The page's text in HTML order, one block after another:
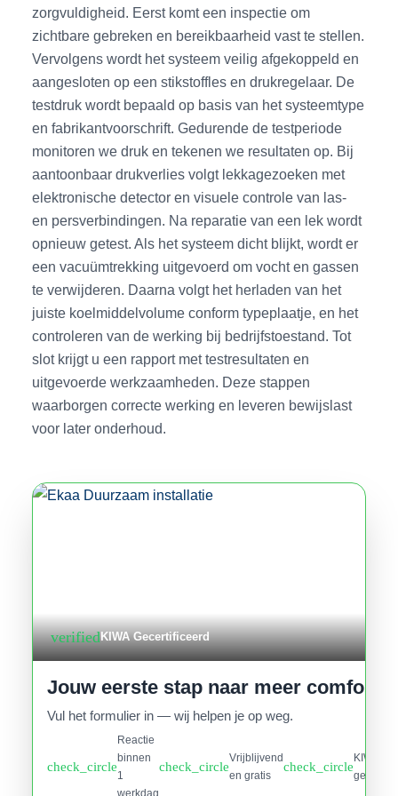
zorgvuldigheid. Eerst komt een inspectie om
zichtbare gebreken en bereikbaarheid vast te stellen.
Vervolgens wordt het systeem veilig afgekoppeld en
aangesloten op een stikstoffles en drukregelaar. De
testdruk wordt bepaald op basis van het systeemtype
en fabrikantvoorschrift. Gedurende de testperiode
monitoren we druk en tekenen we resultaten op. Bij
aantoonbaar drukverlies volgt lekkagezoeken met
elektronische detector en visuele controle van las-
en persverbindingen. Na reparatie van een lek wordt
opnieuw getest. Als het systeem dicht blijkt, wordt er
een vacuümtrekking uitgevoerd om vocht en gassen
te verwijderen. Daarna volgt het herladen van het
juiste koelmiddelvolume conform typeplaatje, en het
controleren van de werking bij bedrijfstoestand. Tot
slot krijgt u een rapport met testresultaten en
uitgevoerde werkzaamheden. Deze stappen
waarborgen correcte werking en leveren bewijslast
voor later onderhoud.
verifiedKIWA Gecertificeerd
Jouw eerste stap naar meer comfort
Vul het formulier in — wij helpen je op weg.
check_circle
Reactie
binnen
1
werkdag
check_circle
Vrijblijvend
en gratis
check_circle
KIWA